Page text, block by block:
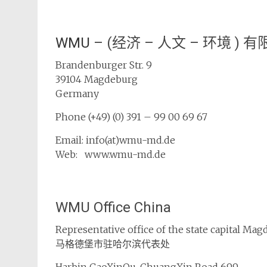
WMU – (经济 – 人文 – 环境 ) 有
Brandenburger Str. 9
39104 Magdeburg
Germany
Phone (+49) (0) 391 – 99 00 69 67
Email: info(at)wmu-md.de
Web: www.wmu-md.de
WMU Office China
Representative office of the state capital
马格德堡市驻哈尔滨代表处